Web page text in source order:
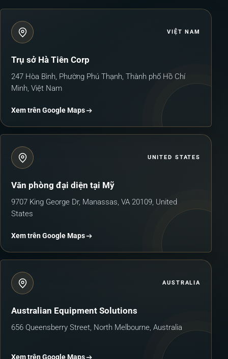
VIỆT NAM
Trụ sở Hà Tiên Corp
247 Hòa Bình, Phường Phú Thạnh, Thành phố Hồ Chí
Minh, Việt Nam
Xem trên Google Maps
UNITED STATES
Văn phòng đại diện tại Mỹ
9707 King George Dr, Manassas, VA 20109, United
States
Xem trên Google Maps
AUSTRALIA
Australian Equipment Solutions
656 Queensberry Street, North Melbourne, Australia
Xem trên Google Maps